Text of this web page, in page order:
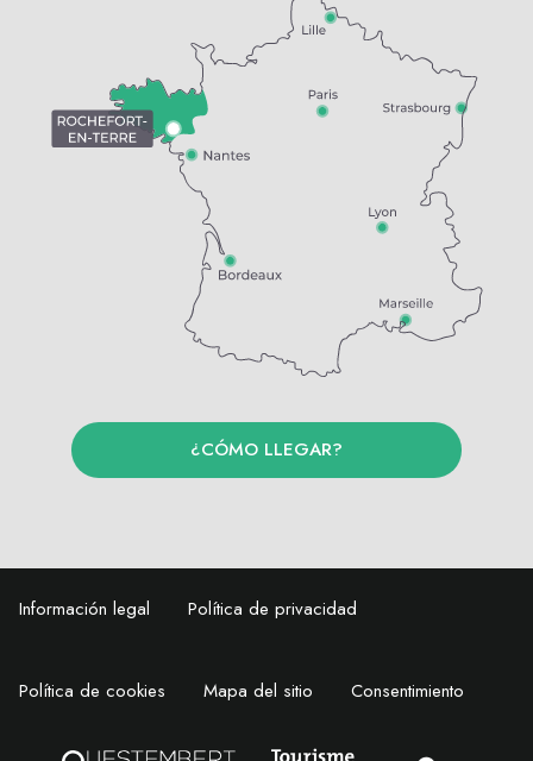
¿CÓMO LLEGAR?
Información legal Política de privacidad
Política de cookies Mapa del sitio Consentimiento